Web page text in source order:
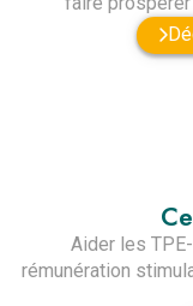
Aider les
rémunération